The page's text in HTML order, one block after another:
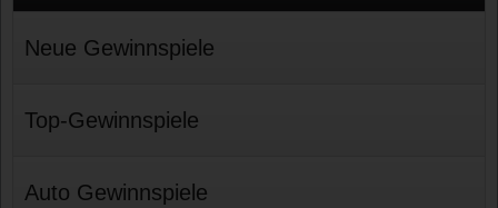
Neue Gewinnspiele
Top-Gewinnspiele
Auto Gewinnspiele